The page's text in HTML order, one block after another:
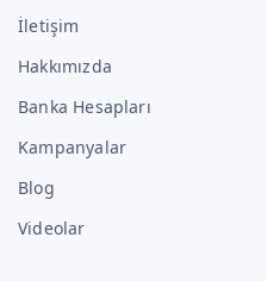
İletişim
Hakkımızda
Banka Hesapları
Kampanyalar
Blog
Videolar